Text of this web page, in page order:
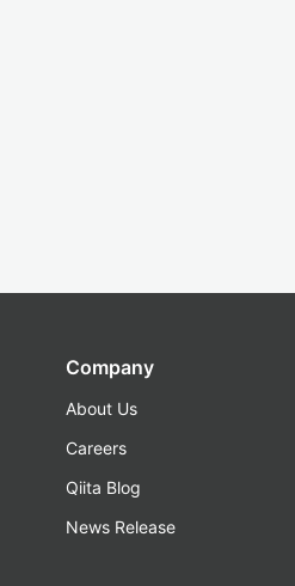
Company
About Us
Careers
Qiita Blog
News Release